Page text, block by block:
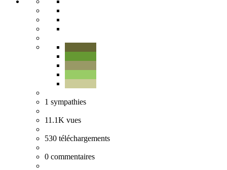
1 sympathies
11.1K vues
530 téléchargements
0 commentaires